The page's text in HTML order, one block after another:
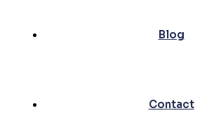
Blog
Contact